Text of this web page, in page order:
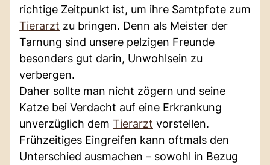
richtige Zeitpunkt ist, um ihre Samtpfote zum
Tierarzt zu bringen. Denn als Meister der
Tarnung sind unsere pelzigen Freunde
besonders gut darin, Unwohlsein zu
verbergen.
Daher sollte man nicht zögern und seine
Katze bei Verdacht auf eine Erkrankung
unverzüglich dem Tierarzt vorstellen.
Frühzeitiges Eingreifen kann oftmals den
Unterschied ausmachen – sowohl in Bezug